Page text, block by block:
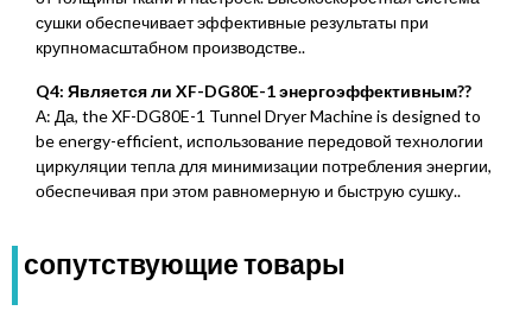
сушки обеспечивает эффективные результаты при
крупномасштабном производстве..
Q4: Является ли XF-DG80E-1 энергоэффективным??
А: Да, the XF-DG80E-1 Tunnel Dryer Machine is designed to
be energy-efficient, использование передовой технологии
циркуляции тепла для минимизации потребления энергии,
обеспечивая при этом равномерную и быструю сушку..
сопутствующие товары